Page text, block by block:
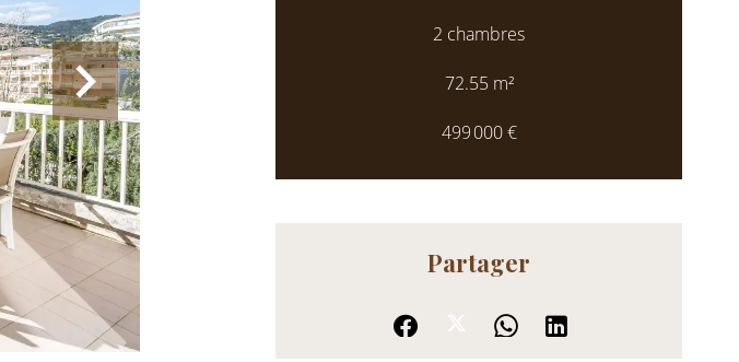
2 chambres
72.55 m²
499 000 €
Partager